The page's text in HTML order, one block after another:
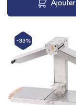
Ajouter
-33%